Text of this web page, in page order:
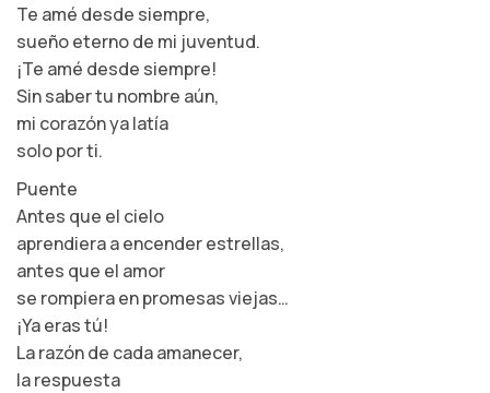
Te amé desde siempre,
sueño eterno de mi juventud.
¡Te amé desde siempre!
Sin saber tu nombre aún,
mi corazón ya latía
solo por ti.
Puente
Antes que el cielo
aprendiera a encender estrellas,
antes que el amor
se rompiera en promesas viejas…
¡Ya eras tú!
La razón de cada amanecer,
la respuesta